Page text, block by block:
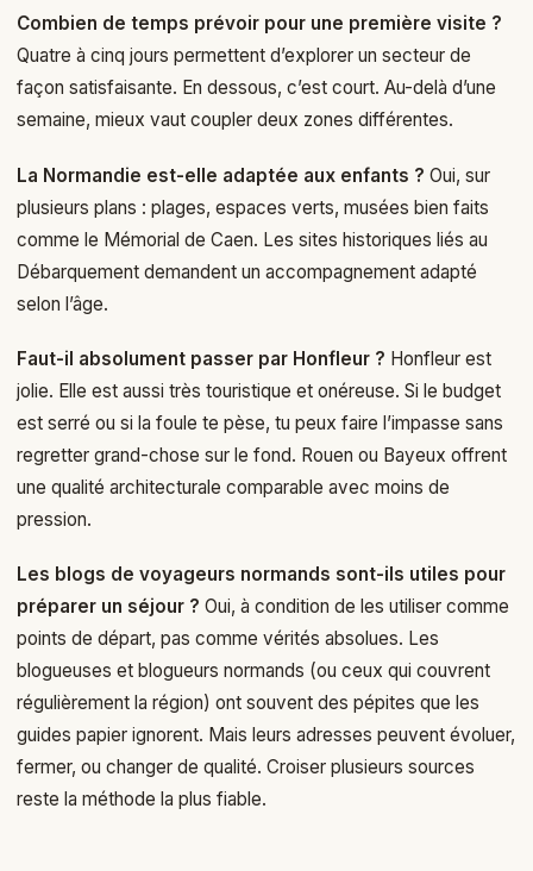
Combien de temps prévoir pour une première visite ?
Quatre à cinq jours permettent d’explorer un secteur de
façon satisfaisante. En dessous, c’est court. Au-delà d’une
semaine, mieux vaut coupler deux zones différentes.
La Normandie est-elle adaptée aux enfants ? Oui, sur
plusieurs plans : plages, espaces verts, musées bien faits
comme le Mémorial de Caen. Les sites historiques liés au
Débarquement demandent un accompagnement adapté
selon l’âge.
Faut-il absolument passer par Honfleur ? Honfleur est
jolie. Elle est aussi très touristique et onéreuse. Si le budget
est serré ou si la foule te pèse, tu peux faire l’impasse sans
regretter grand-chose sur le fond. Rouen ou Bayeux offrent
une qualité architecturale comparable avec moins de
pression.
Les blogs de voyageurs normands sont-ils utiles pour
préparer un séjour ? Oui, à condition de les utiliser comme
points de départ, pas comme vérités absolues. Les
blogueuses et blogueurs normands (ou ceux qui couvrent
régulièrement la région) ont souvent des pépites que les
guides papier ignorent. Mais leurs adresses peuvent évoluer,
fermer, ou changer de qualité. Croiser plusieurs sources
reste la méthode la plus fiable.